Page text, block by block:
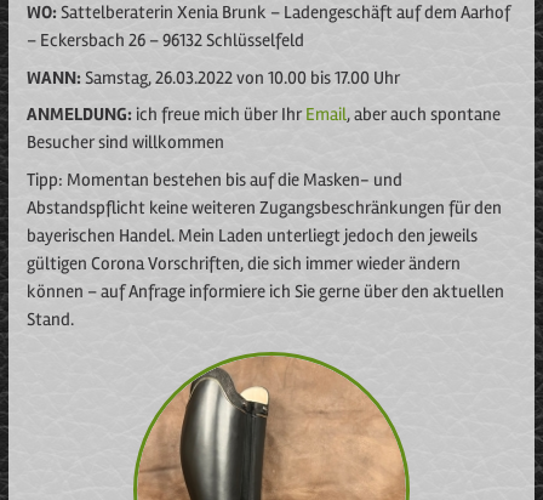
WO:Sattelberaterin Xenia Brunk – Ladengeschäft auf dem Aarhof
– Eckersbach 26 – 96132 Schlüsselfeld
WANN:Samstag, 26.03.2022 von 10.00 bis 17.00 Uhr
ANMELDUNG:ich freue mich über IhrEmail, aber auch spontane
Besucher sind willkommen
Tipp: Momentan bestehen bis auf die Masken- und
Abstandspflicht keine weiteren Zugangsbeschränkungen für den
bayerischen Handel. Mein Laden unterliegt jedoch den jeweils
gültigen Corona Vorschriften, die sich immer wieder ändern
können – auf Anfrage informiere ich Sie gerne über den aktuellen
Stand.